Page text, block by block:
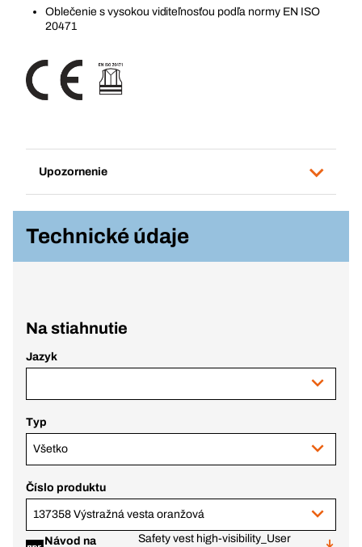
Oblečenie s vysokou viditeľnosťou podľa normy EN ISO
20471
Upozornenie
Technické údaje
Na stiahnutie
Jazyk
Typ
Všetko
Číslo produktu
137358 Výstražná vesta oranžová
Návod na Safety vest high-visibility_User